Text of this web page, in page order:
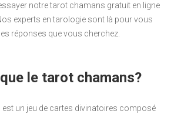
notre tarot chamans gratuit en ligne
experts en tarologie sont là pour vous
réponses que vous cherchez.
le tarot chamans?
un jeu de cartes divinatoires composé